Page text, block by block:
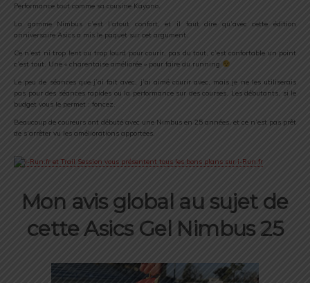
Performance tout comme sa cousine Kayano.
La gamme Nimbus c’est l’atout confort, et il faut dire qu’avec cette édition
anniversaire Asics a mis le paquet sur cet argument.
Ce n’est ni trop lent ou trop lourd pour courir, pas du tout, c’est confortable un point
c’est tout. Une « charentaise améliorée » pour faire du running
Le peu de séances que j’ai fait avec, j’ai aimé courir avec, mais je ne les utiliserais
pas pour des séances rapides ou la performance sur des courses. Les débutants, si le
budget vous le permet : foncez.
Beaucoup de coureurs ont débuté avec une Nimbus en 25 années, et ce n’est pas prêt
de s’arrêter vu les améliorations apportées.
Mon avis global au sujet de
cette Asics Gel Nimbus 25